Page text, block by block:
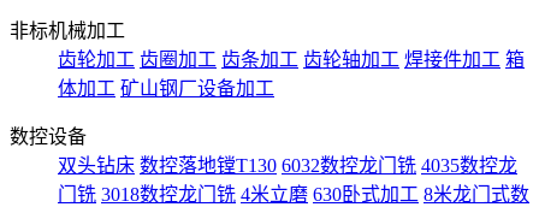
非标机械加工
齿轮加工 齿圈加工 齿条加工 齿轮轴加工 焊接件加工 箱
体加工 矿山钢厂设备加工
数控设备
双头钻床 数控落地镗T130 6032数控龙门铣 4035数控龙
门铣 3018数控龙门铣 4米立磨 630卧式加工 8米龙门式数